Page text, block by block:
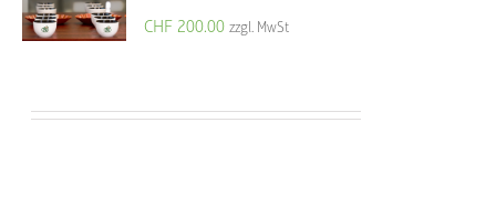
CHF 200.00 zzgl. MwSt